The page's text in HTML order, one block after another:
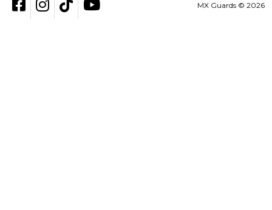
Kövess be Facebookon
Kövess be Instagramon
Kövess be TikTokon
YouTube MX Guards © 2026